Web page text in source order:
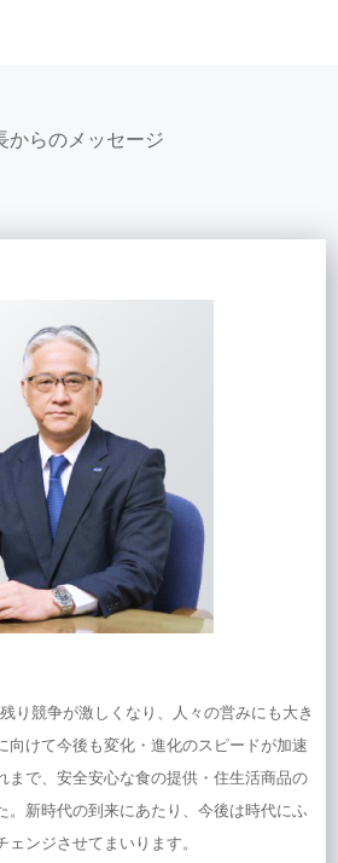
からのメッセージ
り競争が激しくなり、人々の営みにも大き
向けて今後も変化・進化のスピードが加速
まで、安全安心な食の提供・住生活商品の
。新時代の到来にあたり、今後は時代にふ
ンジさせてまいります。